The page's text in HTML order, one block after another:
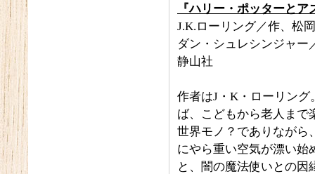
『ハリー・ポッターと
J.K.ローリング／作、松
ダン・シュレシンジャー
静山社
作者はJ・K・ローリン
ば、こどもから老人まで
世界モノ？でありながら
にやら重い空気が漂い始
と、闇の魔法使いとの